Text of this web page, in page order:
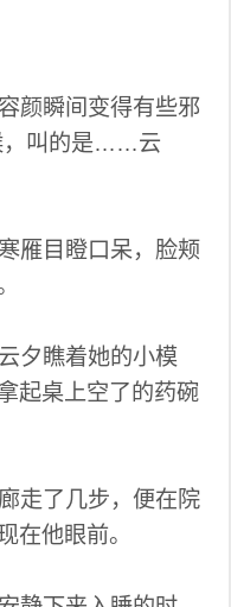
颜瞬间变得有些邪
，叫的是……云
雁目瞪口呆，脸颊
夕瞧着她的小模
起桌上空了的药碗
走了几步，便在院
在他眼前。